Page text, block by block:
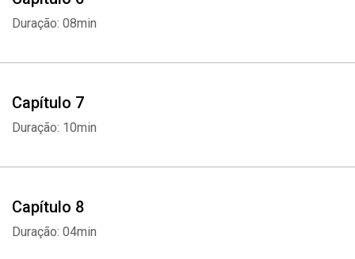
Duração: 08min
Capítulo 7
Duração: 10min
Capítulo 8
Duração: 04min